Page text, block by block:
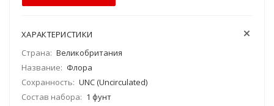
ХАРАКТЕРИСТИКИ
Страна: Великобритания
Название: Флора
Сохранность: UNC (Uncirculated)
Состав набора: 1 фунт